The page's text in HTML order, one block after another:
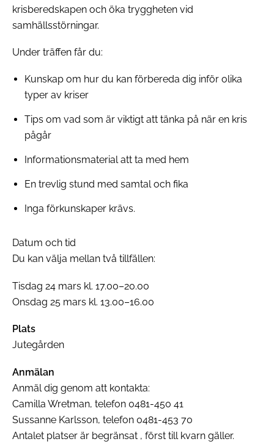
krisberedskapen och öka tryggheten vid
samhällsstörningar.
Under träffen får du:
Kunskap om hur du kan förbereda dig inför olika
typer av kriser
Tips om vad som är viktigt att tänka på när en kris
pågår
Informationsmaterial att ta med hem
En trevlig stund med samtal och fika
Inga förkunskaper krävs.
Datum och tid
Du kan välja mellan två tillfällen:
Tisdag 24 mars kl. 17.00–20.00
Onsdag 25 mars kl. 13.00–16.00
Plats
Jutegården
Anmälan
Anmäl dig genom att kontakta:
Camilla Wretman, telefon 0481-450 41
Sussanne Karlsson, telefon 0481-453 70
Antalet platser är begränsat , först till kvarn gäller.